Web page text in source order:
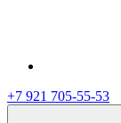
+7 921 705-55-53